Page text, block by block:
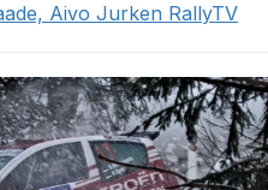
Aivo Jurken RallyTV